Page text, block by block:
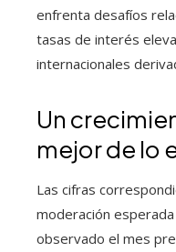
enfrenta desafíos
tasas de interés
internacionales
Un
mejor de lo
Las cifras
moderación
observado el mes